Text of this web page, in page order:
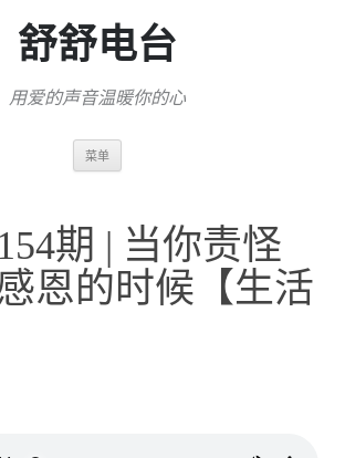
舒舒电台
用爱的声音温暖你的心
菜单
期 | 当你责怪
恩的时候【生活